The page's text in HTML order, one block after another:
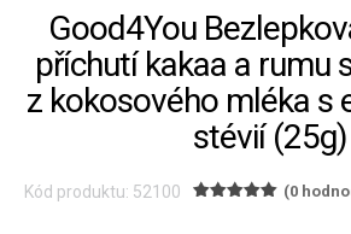
Good4You
příchutí kakaa a rumu
z kokosového mléka s
stévií (25g)
Kód produktu: 52100 (0